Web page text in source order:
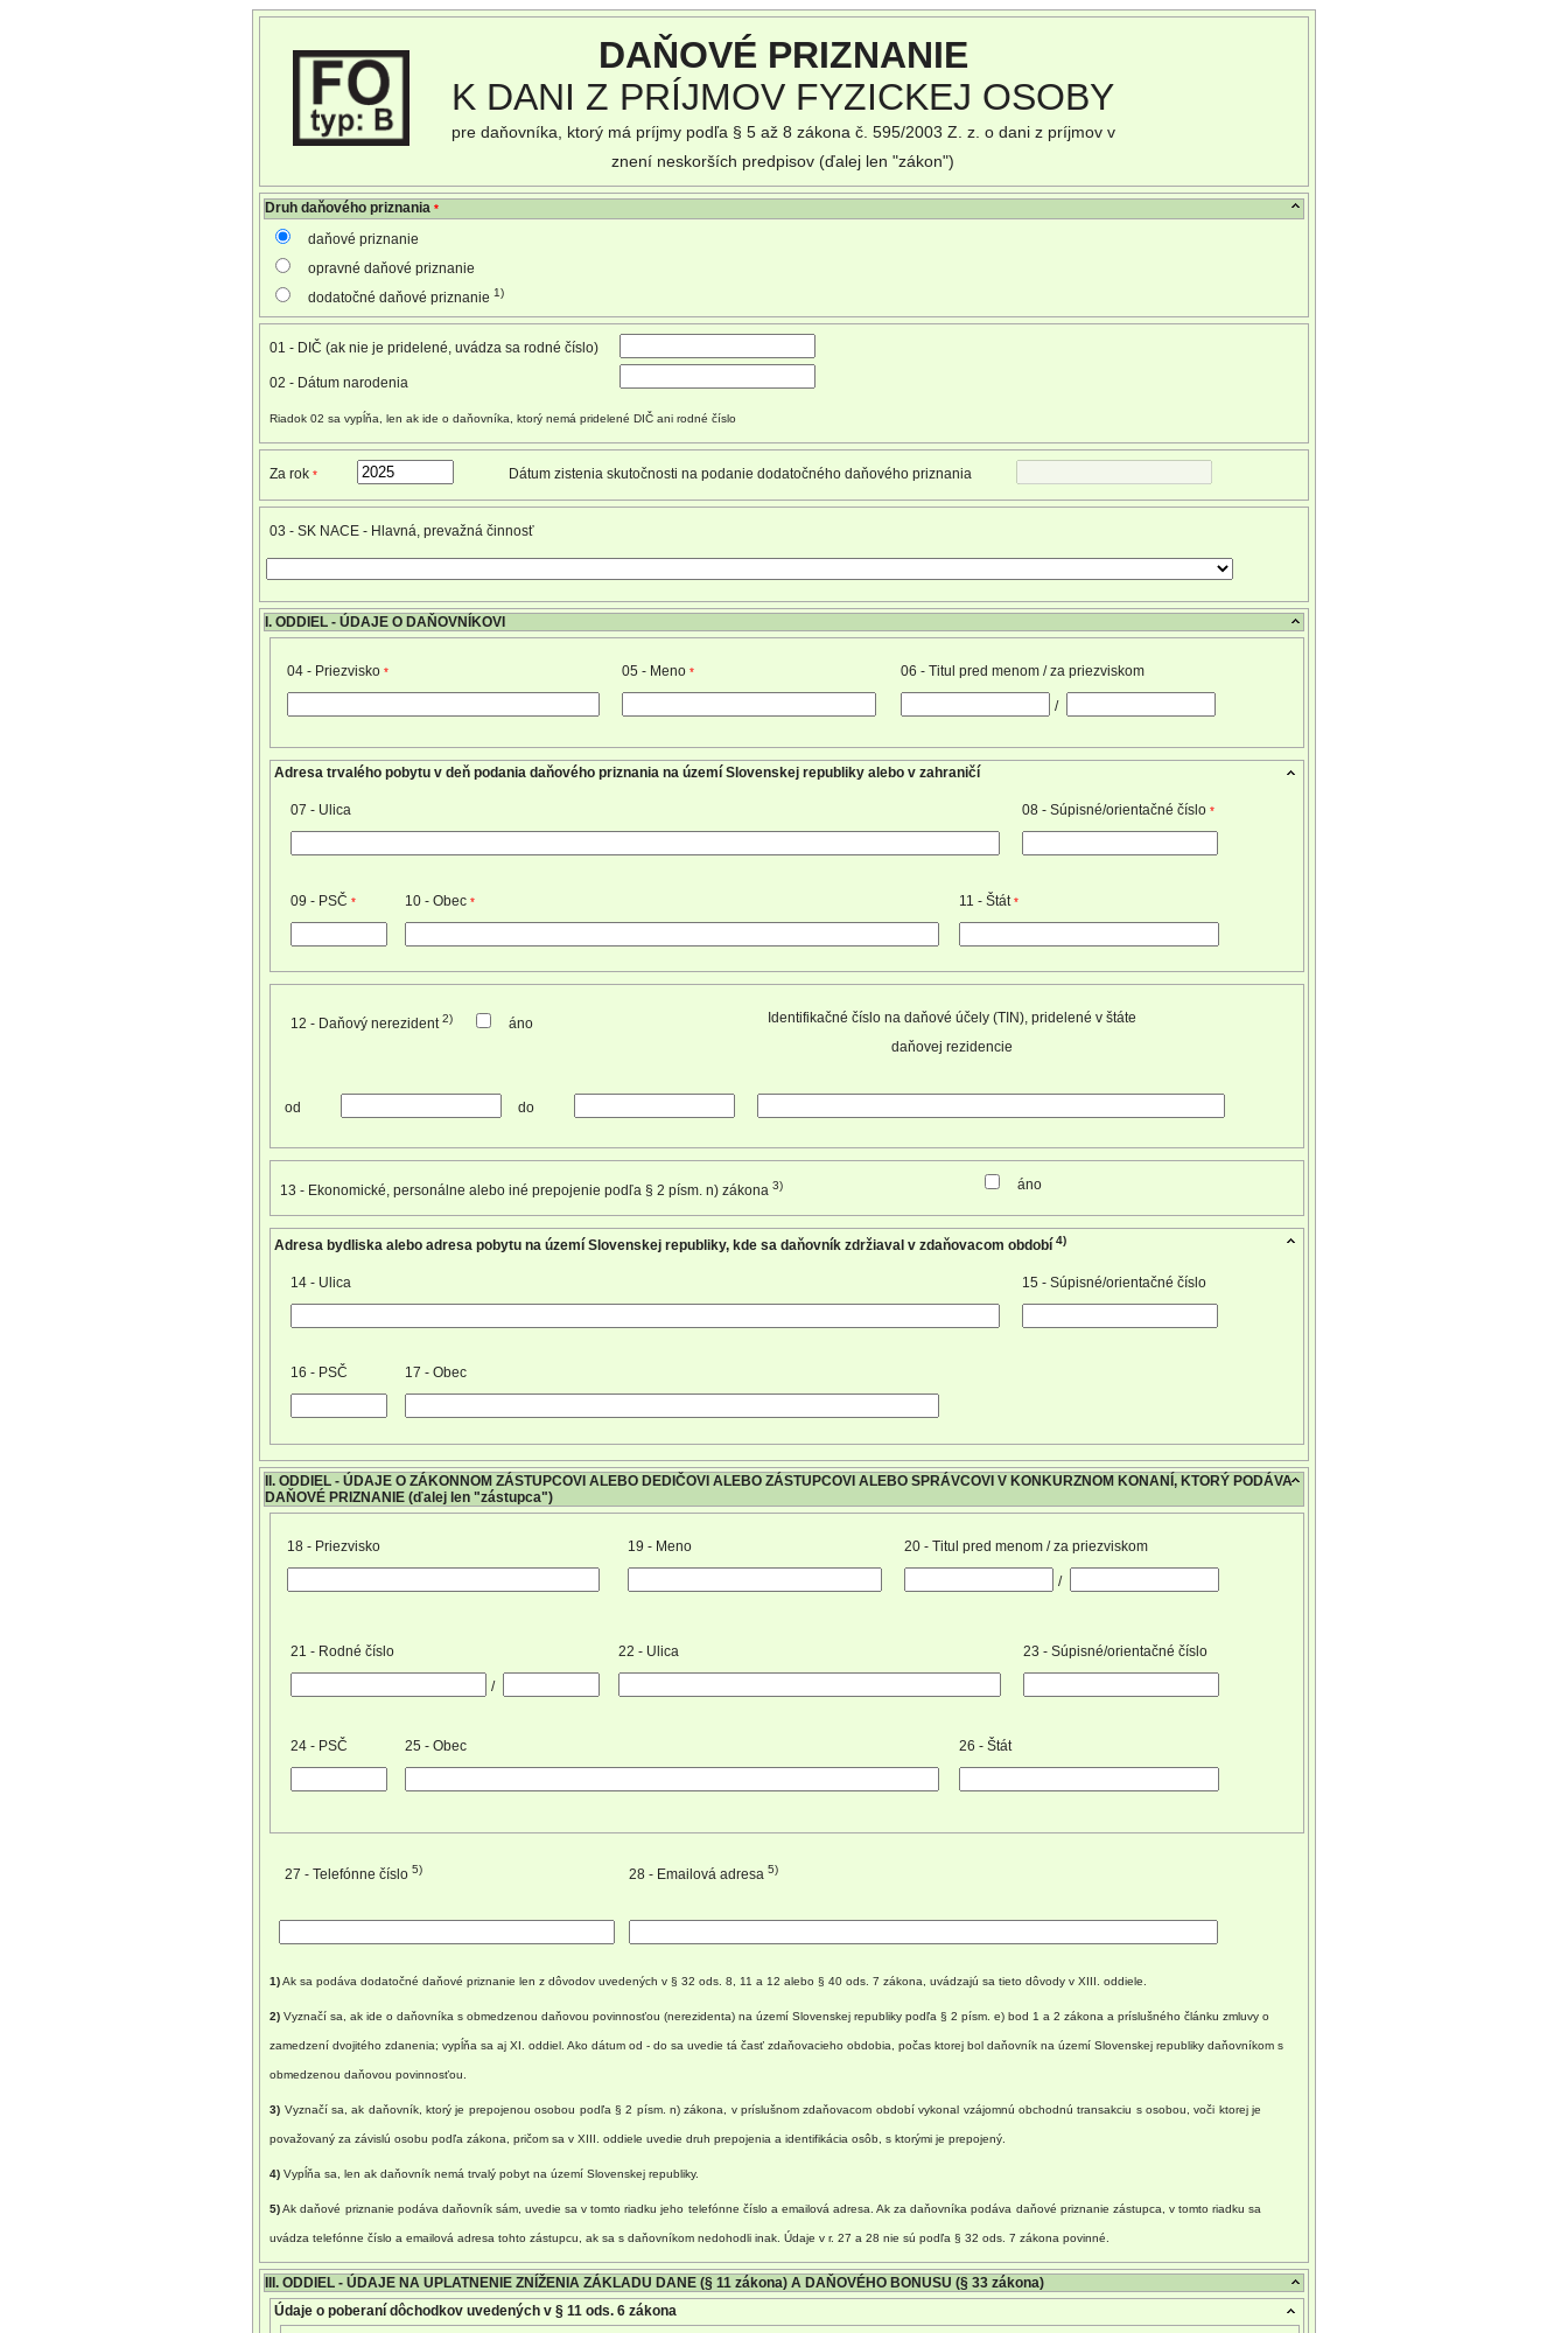
DAŇOVÉ PRIZNANIE
K DANI Z PRÍJMOV FYZICKEJ OSOBY
pre daňovníka, ktorý má príjmy podľa § 5 až 8 zákona č. 595/2003 Z. z. o dani z príjmov v
znení neskorších predpisov (ďalej len "zákon")
Druh daňového priznania*
daňové priznanie
opravné daňové priznanie
dodatočné daňové priznanie1)
01 - DIČ (ak nie je pridelené, uvádza sa rodné číslo)
02 - Dátum narodenia
Riadok 02 sa vypĺňa, len ak ide o daňovníka, ktorý nemá pridelené DIČ ani rodné číslo
Za rok* Dátum zistenia skutočnosti na podanie dodatočného daňového priznania
03 - SK NACE - Hlavná, prevažná činnosť
I. ODDIEL - ÚDAJE O DAŇOVNÍKOVI
04 - Priezvisko * 05 - Meno * 06 - Titul pred menom / za priezviskom
/
Adresa trvalého pobytu v deň podania daňového priznania na území Slovenskej republiky alebo v zahraničí
07 - Ulica 08 - Súpisné/orientačné číslo *
09 - PSČ * 10 - Obec * 11 - Štát*
12 - Daňový nerezident2) áno
Identifikačné číslo na daňové účely (TIN), pridelené v štáte
daňovej rezidencie
od do
13 - Ekonomické, personálne alebo iné prepojenie podľa § 2 písm. n) zákona3) áno
Adresa bydliska alebo adresa pobytu na území Slovenskej republiky, kde sa daňovník zdržiaval v zdaňovacom období4)
14 - Ulica 15 - Súpisné/orientačné číslo
16 - PSČ 17 - Obec
II. ODDIEL - ÚDAJE O ZÁKONNOM ZÁSTUPCOVI ALEBO DEDIČOVI ALEBO ZÁSTUPCOVI ALEBO SPRÁVCOVI V KONKURZNOM KONANÍ, KTORÝ PODÁVA
DAŇOVÉ PRIZNANIE (ďalej len "zástupca")
18 - Priezvisko 19 - Meno 20 - Titul pred menom / za priezviskom
/
21 - Rodné číslo
/
22 - Ulica 23 - Súpisné/orientačné číslo
24 - PSČ 25 - Obec 26 - Štát
27 - Telefónne číslo5) 28 - Emailová adresa5)
1)Ak sa podáva dodatočné daňové priznanie len z dôvodov uvedených v § 32 ods. 8, 11 a 12 alebo § 40 ods. 7 zákona, uvádzajú sa tieto dôvody v XIII. oddiele.
2) Vyznačí sa, ak ide o daňovníka s obmedzenou daňovou povinnosťou (nerezidenta) na území Slovenskej republiky podľa § 2 písm. e) bod 1 a 2 zákona a príslušného článku zmluvy o
zamedzení dvojitého zdanenia; vypĺňa sa aj XI. oddiel. Ako dátum od - do sa uvedie tá časť zdaňovacieho obdobia, počas ktorej bol daňovník na území Slovenskej republiky daňovníkom s
obmedzenou daňovou povinnosťou.
3) Vyznačí sa, ak daňovník, ktorý je prepojenou osobou podľa § 2 písm. n) zákona, v príslušnom zdaňovacom období vykonal vzájomnú obchodnú transakciu s osobou, voči ktorej je
považovaný za závislú osobu podľa zákona, pričom sa v XIII. oddiele uvedie druh prepojenia a identifikácia osôb, s ktorými je prepojený.
4) Vypĺňa sa, len ak daňovník nemá trvalý pobyt na území Slovenskej republiky.
5)Ak daňové priznanie podáva daňovník sám, uvedie sa v tomto riadku jeho telefónne číslo a emailová adresa. Ak za daňovníka podáva daňové priznanie zástupca, v tomto riadku sa
uvádza telefónne číslo a emailová adresa tohto zástupcu, ak sa s daňovníkom nedohodli inak. Údaje v r. 27 a 28 nie sú podľa § 32 ods. 7 zákona povinné.
III. ODDIEL - ÚDAJE NA UPLATNENIE ZNÍŽENIA ZÁKLADU DANE (§ 11 zákona) A DAŇOVÉHO BONUSU (§ 33 zákona)
Údaje o poberaní dôchodkov uvedených v § 11 ods. 6 zákona